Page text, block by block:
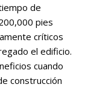
de
pies
críticos
el edificio.
cuando
construcción